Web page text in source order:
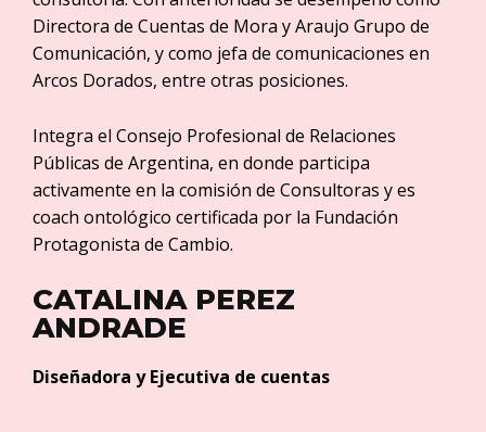
Directora de Cuentas de Mora y Araujo Grupo de
Comunicación, y como jefa de comunicaciones en
Arcos Dorados, entre otras posiciones.
Integra el Consejo Profesional de Relaciones
Públicas de Argentina, en donde participa
activamente en la comisión de Consultoras y es
coach ontológico certificada por la Fundación
Protagonista de Cambio.
CATALINA PEREZ
ANDRADE​
Diseñadora y Ejecutiva de cuentas